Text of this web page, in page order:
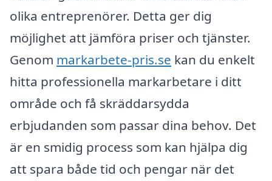
olika entreprenörer. Detta ger dig
möjlighet att jämföra priser och tjänster.
Genom markarbete-pris.se kan du enkelt
hitta professionella markarbetare i ditt
område och få skräddarsydda
erbjudanden som passar dina behov. Det
är en smidig process som kan hjälpa dig
att spara både tid och pengar när det